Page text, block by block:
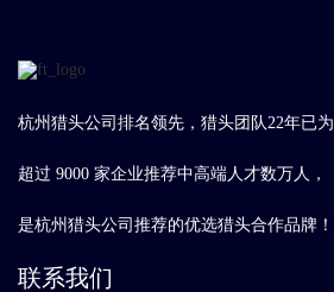
杭州猎头公司排名领先，猎头团队22年已为
超过 9000 家企业推荐中高端人才数万人，
是杭州猎头公司推荐的优选猎头合作品牌！
联系我们